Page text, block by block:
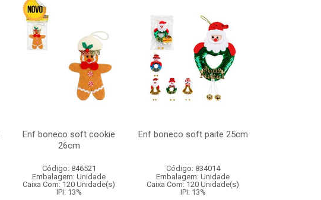
Enf boneco soft cookie
26cm
Código: 846521
Embalagem: Unidade
Caixa Com: 120 Unidade(s)
IPI: 13%
Enf boneco soft paite 25cm
Código: 834014
Embalagem: Unidade
Caixa Com: 120 Unidade(s)
IPI: 13%